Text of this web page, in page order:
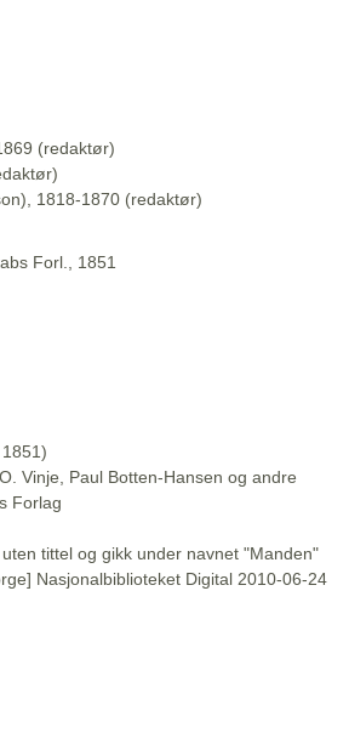
(redaktør)
1818-1870 (redaktør)
Forl., 1851
Vinje, Paul Botten-Hansen og andre
Forlag
tittel og gikk under navnet "Manden"
Nasjonalbiblioteket Digital 2010-06-24